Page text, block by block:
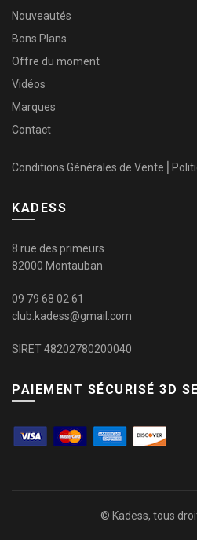
Nouveautés
Bons Plans
Offre du moment
Vidéos
Marques
Contact
Conditions Générales de Vente
KADESS
8 rue des primeurs
82000 Montauban
09 79 68 02 61
club.kadess@gmail.com
SIRET 48202780200040
PAIEMENT SÉCURISÉ 3D
© Kadess, tous